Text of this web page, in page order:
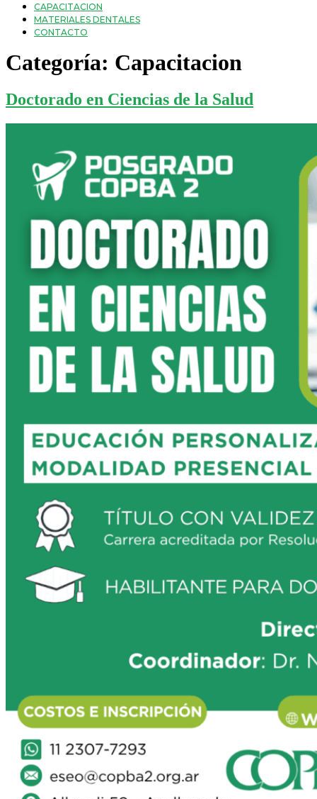
CAPACITACION
MATERIALES DENTALES
CONTACTO
Categoría: Capacitacion
Doctorado en Ciencias de la Salud